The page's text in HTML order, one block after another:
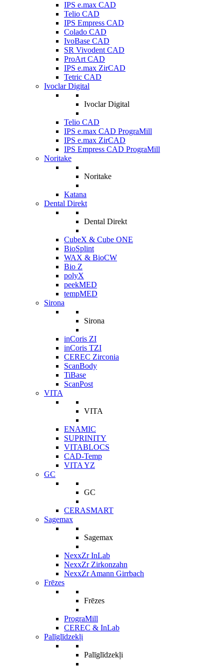
IPS e.max CAD
Telio CAD
IPS Empress CAD
Colado CAD
IvoBase CAD
SR Vivodent CAD
ProArt CAD
IPS e.max ZirCAD
Tetric CAD
Ivoclar Digital
Ivoclar Digital
Telio CAD
IPS e.max CAD PrograMill
IPS e.max ZirCAD
IPS Empress CAD PrograMill
Noritake
Noritake
Katana
Dental Direkt
Dental Direkt
CubeX & Cube ONE
BioSplint
WAX & BioCW
Bio Z
polyX
peekMED
tempMED
Sirona
Sirona
inCoris ZI
inCoris TZI
CEREC Zirconia
ScanBody
TiBase
ScanPost
VITA
VITA
ENAMIC
SUPRINITY
VITABLOCS
CAD-Temp
VITA YZ
GC
GC
CERASMART
Sagemax
Sagemax
NexxZr InLab
NexxZr Zirkonzahn
NexxZr Amann Girrbach
Frēzes
Frēzes
PrograMill
CEREC & InLab
Palīglīdzekļi
Palīglīdzekļi